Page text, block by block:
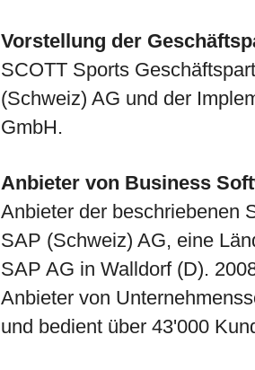
Vorstellung der
SCOTT Sports
(Schweiz) AG und der
GmbH.
Anbieter von Business
Anbieter der beschriebenen
SAP (Schweiz) AG, eine
SAP AG in Walldorf (D).
Anbieter von
und bedient über 43'000